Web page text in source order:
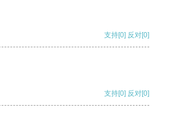
支持[0] 反对[0]
支持[0] 反对[0]